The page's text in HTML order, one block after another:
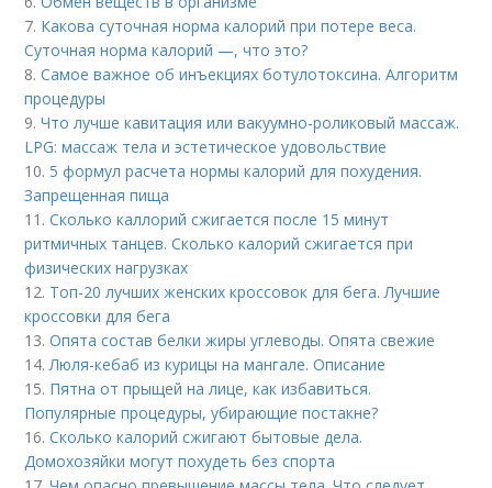
7. Какова суточная норма калорий при потере веса.
Суточная норма калорий —, что это?
8.Самое важное об инъекциях ботулотоксина. Алгоритм
процедуры
9.Что лучше кавитация или вакуумно-роликовый массаж.
LPG: массаж тела и эстетическое удовольствие
10. 5 формул расчета нормы калорий для похудения.
Запрещенная пища
11.Сколько каллорий сжигается после 15 минут
ритмичных танцев. Сколько калорий сжигается при
физических нагрузках
12. Топ-20 лучших женских кроссовок для бега. Лучшие
кроссовки для бега
13.Опята состав белки жиры углеводы. Опята свежие
14.Люля-кебаб из курицы на мангале. Описание
15. Пятна от прыщей на лице, как избавиться.
Популярные процедуры, убирающие постакне?
16.Сколько калорий сжигают бытовые дела.
Домохозяйки могут похудеть без спорта